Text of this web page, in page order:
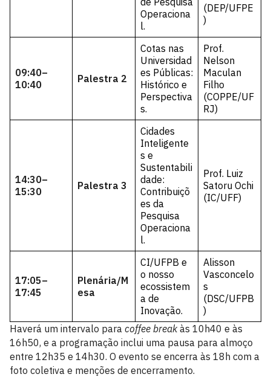
Operaciona
l.
(DEP/UFPE
)
09:40–
10:40
Palestra 2
Cotas nas
Universidad
es Públicas:
Histórico e
Perspectiva
s.
Prof.
Nelson
Maculan
Filho
(COPPE/UF
RJ)
14:30–
15:30
Palestra 3
Cidades
Inteligente
s e
Sustentabili
dade:
Contribuiçõ
es da
Pesquisa
Operaciona
l.
Prof. Luiz
Satoru Ochi
(IC/UFF)
17:05–
17:45
Plenária/M
esa
CI/UFPB e
o nosso
ecossistem
a de
Inovação.
Alisson
Vasconcelo
s
(DSC/UFPB
)
Haverá um intervalo para coffee breakàs 10h40 e às
16h50, e a programação inclui uma pausa para almoço
entre 12h35 e 14h30. O evento se encerra às 18h com a
foto coletiva e menções de encerramento.